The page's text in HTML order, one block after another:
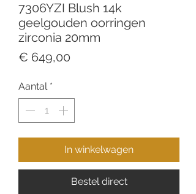
7306YZI Blush 14k
geelgouden oorringen
zirconia 20mm
€ 649,00
Aantal *
In winkelwagen
Bestel direct